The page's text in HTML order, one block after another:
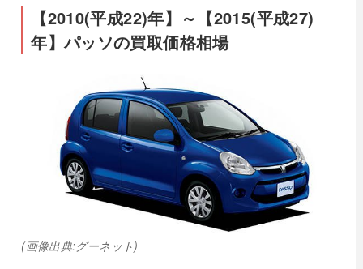
【2010(平成22)年】～【2015(平成27)
年】パッソの買取価格相場
(画像出典:グーネット)